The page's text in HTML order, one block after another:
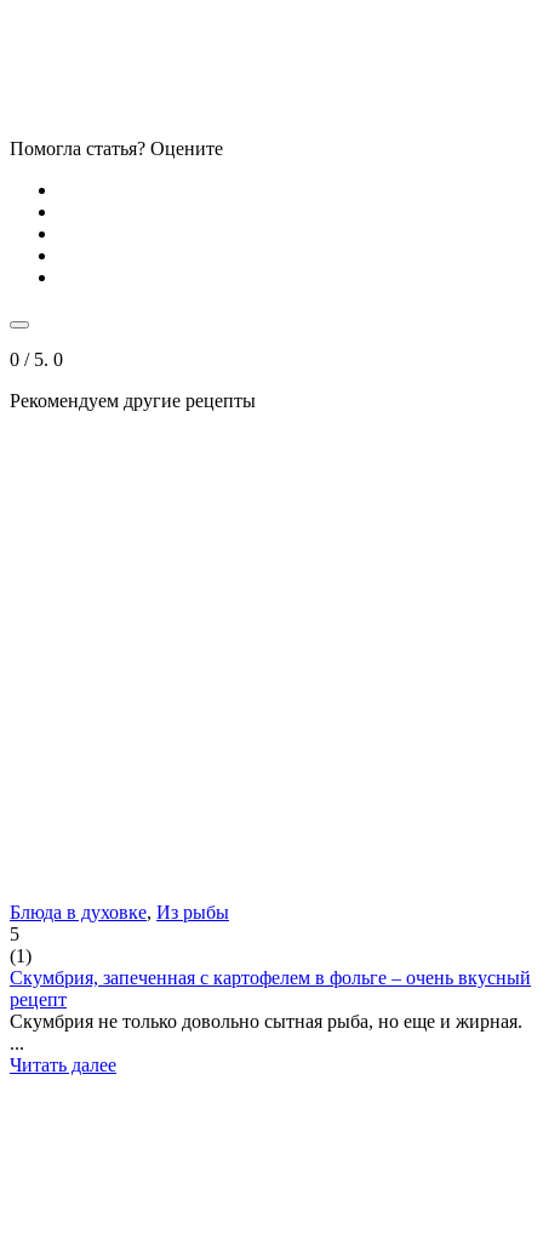
Помогла статья? Оцените
0 / 5. 0
Рекомендуем другие рецепты
Блюда в духовке, Из рыбы
5
(1)
Скумбрия, запеченная с картофелем в фольге – очень вкусный
рецепт
Скумбрия не только довольно сытная рыба, но еще и жирная.
...
Читать далее